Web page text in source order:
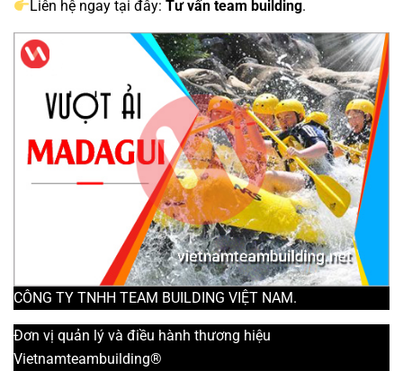
Liên hệ ngay tại đây:Tư vấn team building.
CÔNG TY TNHH TEAM BUILDING VIỆT NAM.
Đơn vị quản lý và điều hành thương hiệu
Vietnamteambuilding®